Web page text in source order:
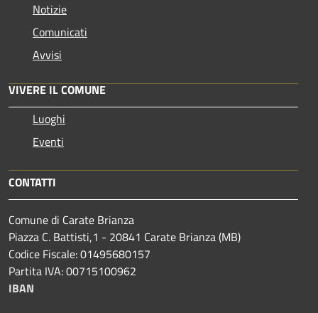
Notizie
Comunicati
Avvisi
VIVERE IL COMUNE
Luoghi
Eventi
CONTATTI
Comune di Carate Brianza
Piazza C. Battisti,1 - 20841 Carate Brianza (MB)
Codice Fiscale: 01495680157
Partita IVA: 00715100962
IBAN